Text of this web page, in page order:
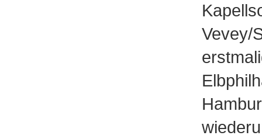
Vevey/